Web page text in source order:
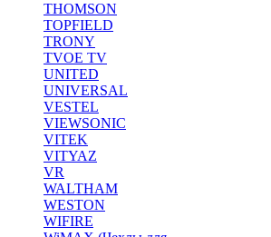
THOMSON
TOPFIELD
TRONY
TVOE TV
UNITED
UNIVERSAL
VESTEL
VIEWSONIC
VITEK
VITYAZ
VR
WALTHAM
WESTON
WIFIRE